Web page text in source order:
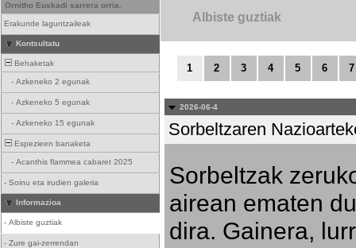
Ornitho Euskadi sarrera orria.
Erakunde laguntzaileak
Kontsultatu
Behaketak
- Azkeneko 2 egunak
- Azkeneko 5 egunak
- Azkeneko 15 egunak
Espezieen banaketa
- Acanthis flammea cabaret 2025
- Soinu eta irudien galeria
Informazioa
- Albiste guztiak
- Zure gai-zerrendan
Albiste guztiak
1 2 3 4 5 6 7
2026-06-4
Sorbeltzaren
Sorbeltzak
airean ematen
dira. Gainera,